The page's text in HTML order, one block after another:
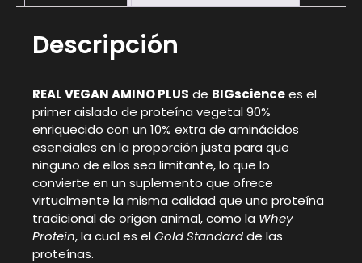
Descripción
REAL VEGAN AMINO PLUS de BIGsciencees el
primer aislado de proteína vegetal 90%
enriquecido con un 10% extra de aminácidos
esenciales en la proporción justa para que
ninguno de ellos sea limitante, lo que lo
convierte en un suplemento que ofrece
virtualmente la misma calidad que una proteína
tradicional de origen animal, como la Whey
Protein, la cual es elGold Standardde las
proteínas.